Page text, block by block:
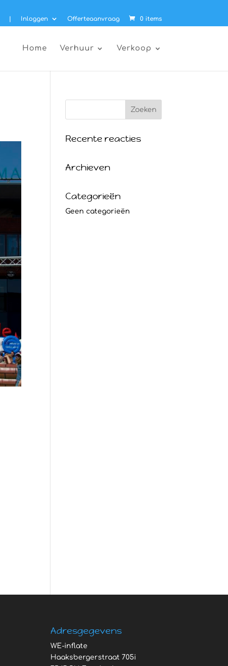
Inloggen Offerteaanvraag 0 items
Home Verhuur Verkoop
Recente reacties
Archieven
Categorieën
Geen categorieën
Adresgegevens
WE-inflate
Haaksbergerstraat 705i